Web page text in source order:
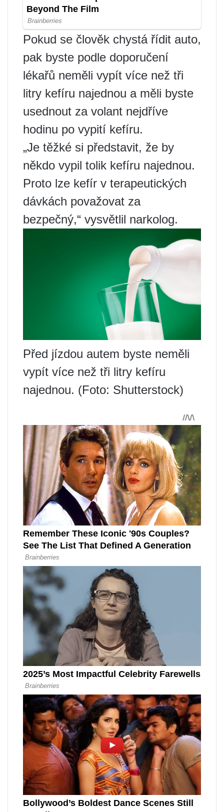
Pokud se člověk chystá řídit auto,
pak byste podle doporučení
lékařů neměli vypít více než tři
litry kefíru najednou a měli byste
usednout za volant nejdříve
hodinu po vypití kefíru.
„Je těžké si představit, že by
někdo vypil tolik kefíru najednou.
Proto lze kefír v terapeutických
dávkách považovat za
bezpečný,“ vysvětlil narkolog.
Před jízdou autem byste neměli
vypít více než tři litry kefíru
najednou. (Foto: Shutterstock)